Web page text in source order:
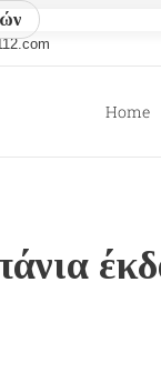
Home